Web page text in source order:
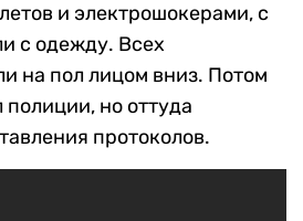
и электрошокерами, с
с одежду. Всех
на пол лицом вниз. Потом
полиции, но оттуда
протоколов.